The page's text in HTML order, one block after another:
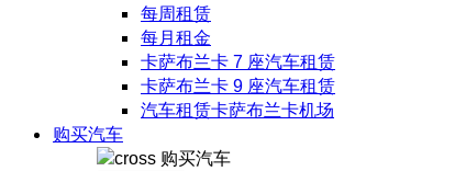
每周租赁
每月租金
卡萨布兰卡 7 座汽车租赁
卡萨布兰卡 9 座汽车租赁
汽车租赁卡萨布兰卡机场
购买汽车
购买汽车